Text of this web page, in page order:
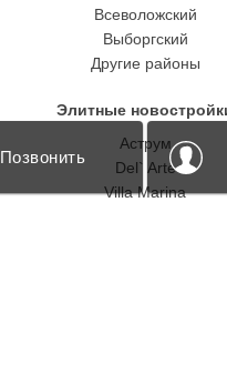
Позвонить
Всеволожский
Выборгский
Другие районы
Элитные
Аструм
Del` Arte
Villa Marina